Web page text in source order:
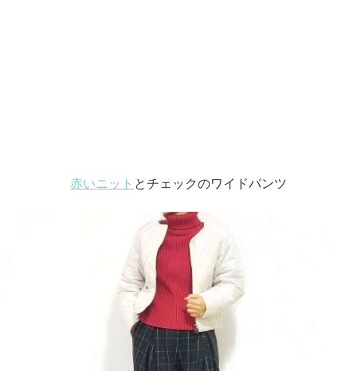
赤いニット とチェックのワイドパンツ